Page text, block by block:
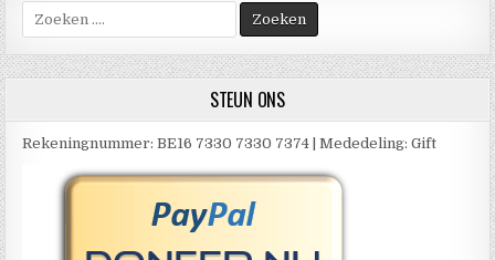
naar:
STEUN ONS
Rekeningnummer: BE16 7330 7330 7374 | Mededeling: Gift